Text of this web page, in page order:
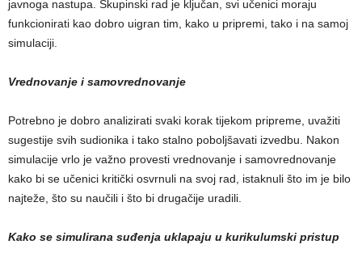
javnoga nastupa. Skupinski rad je ključan, svi učenici moraju
funkcionirati kao dobro uigran tim, kako u pripremi, tako i na samoj
simulaciji.
Vrednovanje i samovrednovanje
Potrebno je dobro analizirati svaki korak tijekom pripreme, uvažiti
sugestije svih sudionika i tako stalno poboljšavati izvedbu. Nakon
simulacije vrlo je važno provesti vrednovanje i samovrednovanje
kako bi se učenici kritički osvrnuli na svoj rad, istaknuli što im je bilo
najteže, što su naučili i što bi drugačije uradili.
Kako se simulirana suđenja uklapaju u kurikulumski pristup